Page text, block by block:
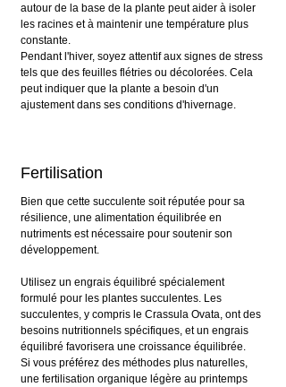
autour de la base de la plante peut aider à isoler
les racines et à maintenir une température plus
constante.
Pendant l'hiver, soyez attentif aux signes de stress
tels que des feuilles flétries ou décolorées. Cela
peut indiquer que la plante a besoin d'un
ajustement dans ses conditions d'hivernage.
Fertilisation
Bien que cette succulente soit réputée pour sa
résilience, une alimentation équilibrée en
nutriments est nécessaire pour soutenir son
développement.
Utilisez un engrais équilibré spécialement
formulé pour les plantes succulentes. Les
succulentes, y compris le Crassula Ovata, ont des
besoins nutritionnels spécifiques, et un engrais
équilibré favorisera une croissance équilibrée.
Si vous préférez des méthodes plus naturelles,
une fertilisation organique légère au printemps